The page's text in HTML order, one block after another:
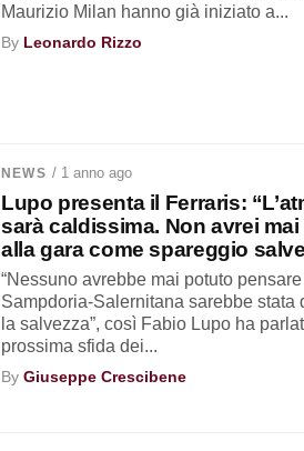
Maurizio Milan hanno già iniziato a...
By Leonardo Rizzo
NEWS / 1 anno ago
Lupo presenta il Ferraris:
sarà caldissima. Non avrei
alla gara come spareggio
“Nessuno avrebbe mai potuto
Sampdoria-Salernitana sarebbe stata
la salvezza”, così Fabio Lupo ha
prossima sfida dei...
ByGiuseppe Crescibene